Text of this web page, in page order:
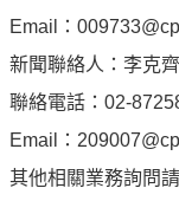
中
油
首
頁
Email：
新聞聯絡人：李克
聯絡電話：02-
Email：
其他相關業務詢問